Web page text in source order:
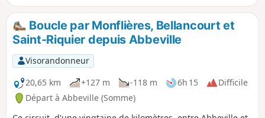
équipé en conséquence).
Boucle par Monflières, Bellancourt et
Saint-Riquier depuis Abbeville
Visorandonneur
20,65 km
+127 m -118 m 6h 15
Difficile
Départ à Abbeville (Somme)